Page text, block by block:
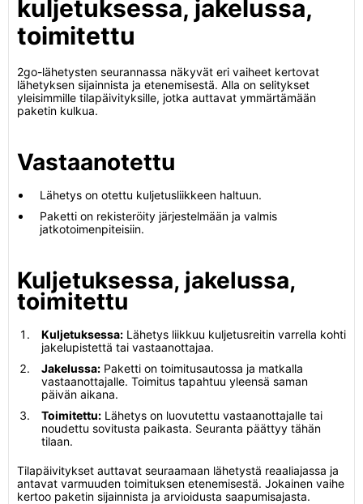
kuljetuksessa, jakelussa,
toimitettu
2go-lähetysten seurannassa näkyvät eri vaiheet kertovat
lähetyksen sijainnista ja etenemisestä. Alla on selitykset
yleisimmille tilapäivityksille, jotka auttavat ymmärtämään
paketin kulkua.
Vastaanotettu
Lähetys on otettu kuljetusliikkeen haltuun.
Paketti on rekisteröity järjestelmään ja valmis
jatkotoimenpiteisiin.
Kuljetuksessa, jakelussa,
toimitettu
Kuljetuksessa: Lähetys liikkuu kuljetusreitin varrella kohti
jakelupistettä tai vastaanottajaa.
Jakelussa: Paketti on toimitusautossa ja matkalla
vastaanottajalle. Toimitus tapahtuu yleensä saman
päivän aikana.
Toimitettu: Lähetys on luovutettu vastaanottajalle tai
noudettu sovitusta paikasta. Seuranta päättyy tähän
tilaan.
Tilapäivitykset auttavat seuraamaan lähetystä reaaliajassa ja
antavat varmuuden toimituksen etenemisestä. Jokainen vaihe
kertoo paketin sijainnista ja arvioidusta saapumisajasta.